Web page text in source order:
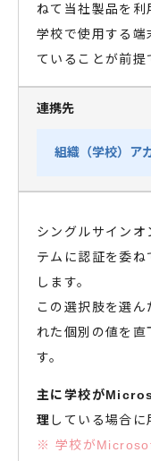
ねて当社製品を利
学校で使用する
ていることが前提
連携先
組織（学校） ア
シングルサインオ
テムに認証を委
します。
この選択肢を選
れた個別の値を直
す。
主に学校が
理 している場合に
※ 学校が